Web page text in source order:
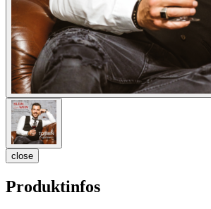
close
Produktinfos